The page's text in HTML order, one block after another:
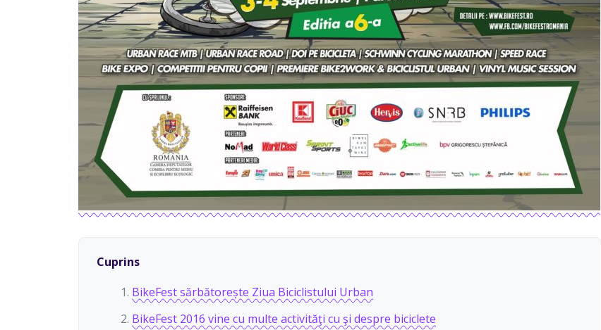
Cuprins
BikeFest sărbătorește Ziua Biciclistului Urban
BikeFest 2016 vine cu multe activităţi cu şi despre biciclete